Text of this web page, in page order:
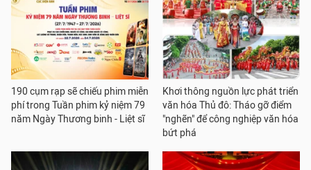
190 cụm rạp sẽ chiếu phim miễn
phí trong Tuần phim kỷ niệm 79
năm Ngày Thương binh - Liệt sĩ
Khơi thông nguồn lực phát triển
văn hóa Thủ đô: Tháo gỡ điểm
"nghẽn" để công nghiệp văn hóa
bứt phá